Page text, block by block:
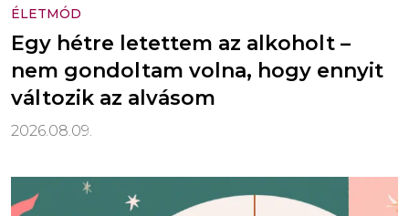
ÉLETMÓD
Egy hétre letettem az alkoholt –
nem gondoltam volna, hogy ennyit
változik az alvásom
2026.08.09.